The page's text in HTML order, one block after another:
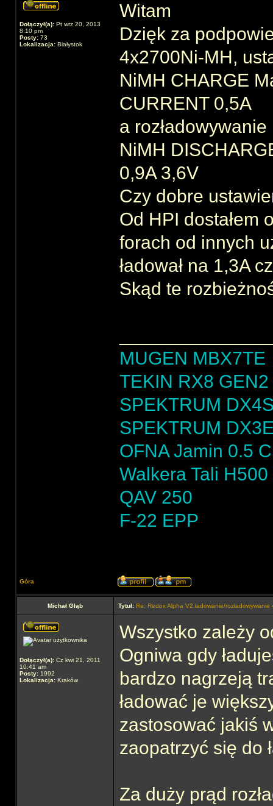
Dołączył(a): Pt wrz 20, 2013
8:10 pm
Posty: 73
Lokalizacja: Białystok
Witam
Dzięk za
4x2700Ni-MH,
NiMH CHARGE
CURRENT 0,5A
a rozładowywanie
NiMH
0,9A 3,6V
Czy dobre
Od HPI dostałem
forach od innych
ładował na 1,3A
Skąd te
MUGEN MBX7TE
TEKIN RX8
SPEKTRUM
SPEKTRUM
OFNA Jamin 0.5
Walkera Tali H500
QAV 250
F-22 EPP
Góra
Michał Głąb Tytuł: Re: Redox Alpha V2 ładowanie/rozładowywanie
Dołączył(a): Cz kwi 21, 2011
10:41 am
Posty: 1992
Lokalizacja: Kraków
Wszystko zależy
Ogniwa gdy
bardzo nagrzeją
ładować je
zastosować jakiś
zaopatrzyć się do
Za duży prąd